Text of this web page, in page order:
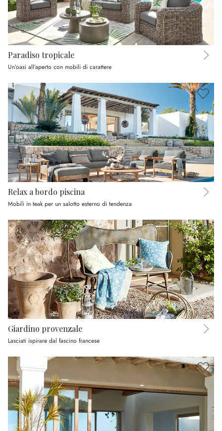
Paradiso tropicale
Un’oasi all’aperto con mobili di carattere
Relax a bordo piscina
Mobili in teak per un salotto esterno di tendenza
Giardino provenzale
Lasciati ispirare dal fascino francese